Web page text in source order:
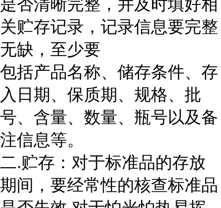
是否清晰完整，并及时填好相
关贮存记录，记录信息要完整
无缺，至少要
包括产品名称、储存条件、存
入日期、保质期、规格、批
号、含量、数量、瓶号以及备
注信息等。
二.贮存：对于标准品的存放
期间，要经常性的核查标准品